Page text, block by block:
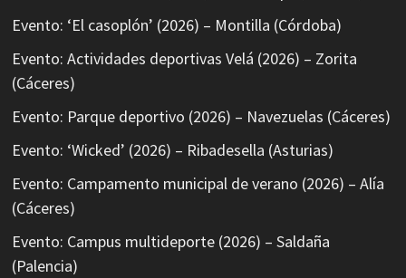
Evento: ‘El casoplón’ (2026) – Montilla (Córdoba)
Evento: Actividades deportivas Velá (2026) – Zorita
(Cáceres)
Evento: Parque deportivo (2026) – Navezuelas (Cáceres)
Evento: ‘Wicked’ (2026) – Ribadesella (Asturias)
Evento: Campamento municipal de verano (2026) – Alía
(Cáceres)
Evento: Campus multideporte (2026) – Saldaña
(Palencia)